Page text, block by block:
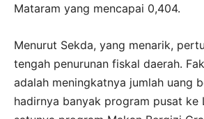
Mataram yang mencapai 0,404.
Menurut Sekda, yang menarik,
tengah penurunan fiskal daerah.
adalah meningkatnya jumlah uang
hadirnya banyak program pusat ke